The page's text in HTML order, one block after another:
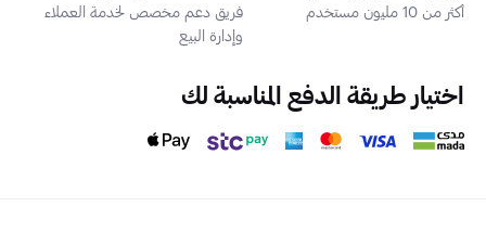
أكثر من 10 مليون مستخدم
فريق دعم مخصص لخدمة العملاء
وإدارة البيع
اختيار طريقة الدفع المناسبة لك